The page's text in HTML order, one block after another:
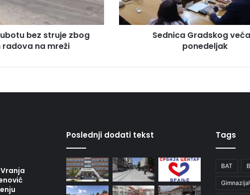
bez struje zbog
radova na mreži
Sednica Gradskog
ponedeljak
Poslednji dodati tekst Tags
BAT